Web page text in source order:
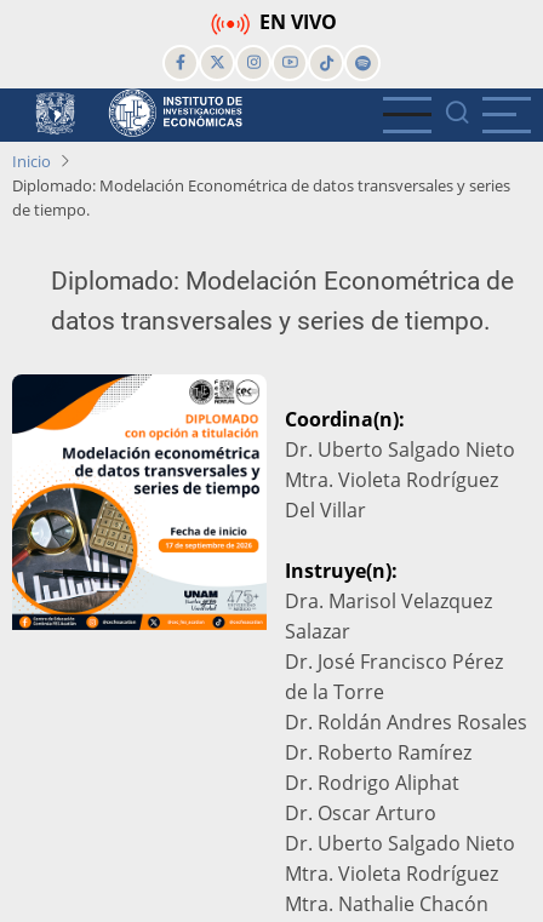
principal
EN VIVO
Inicio
Diplomado: Modelación Econométrica de datos transversales y series
de tiempo.
Diplomado: Modelación Econométrica de
datos transversales y series de tiempo.
Coordina(n):
Dr. Uberto Salgado Nieto
Mtra. Violeta Rodríguez
Del Villar
Instruye(n):
Dra. Marisol Velazquez
Salazar
Dr. José Francisco Pérez
de la Torre
Dr. Roldán Andres Rosales
Dr. Roberto Ramírez
Dr. Rodrigo Aliphat
Dr. Oscar Arturo
Dr. Uberto Salgado Nieto
Mtra. Violeta Rodríguez
Mtra. Nathalie Chacón